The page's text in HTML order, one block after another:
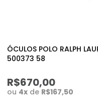
ÓCULOS POLO RALPH
500373 58
R$670,00
ou 4x de R$167,50